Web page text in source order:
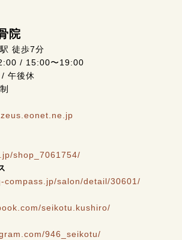
院
徒歩7分
/ 15:00〜19:00
午後休
shop_7061754/
compass.jp/salon/detail/30601/
seikotu.kushiro/
946_seikotu/